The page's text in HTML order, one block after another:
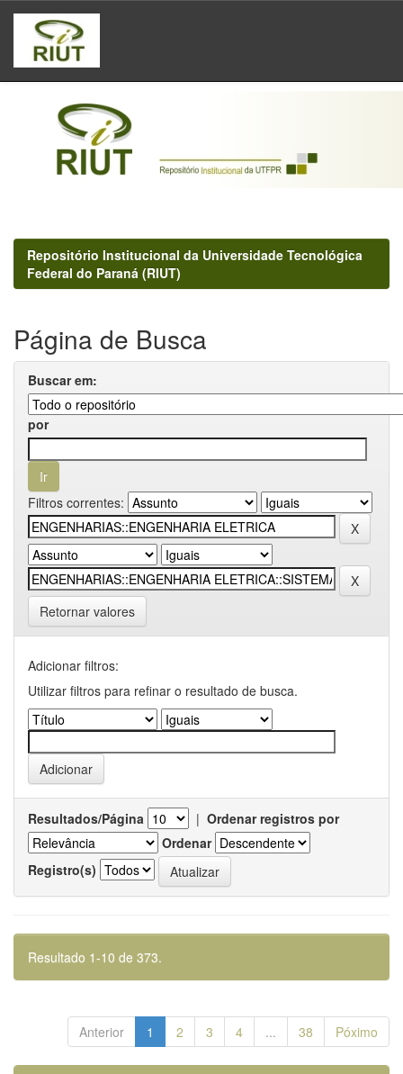
Skip
navigation
Repositório Institucional da Universidade Tecnológica
Federal do Paraná (RIUT)
Página de Busca
Buscar em:
por
Filtros correntes:
Retornar valores
Adicionar filtros:
Utilizar filtros para refinar o resultado de busca.
Resultados/Página | Ordenar registros por
Ordenar
Registro(s)
Resultado 1-10 de 373.
Anterior 1 2 3 4 ... 38 Póximo